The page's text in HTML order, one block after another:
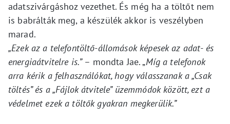
adatszivárgáshoz vezethet. És még ha a töltőt nem
is babrálták meg, a készülék akkor is veszélyben
marad.
„Ezek az a telefontöltő-állomások képesek az adat- és
energiaátvitelre is.”– mondta Jae. „Míg a telefonok
arra kérik a felhasználókat, hogy válasszanak a „Csak
töltés” és a „Fájlok átvitele” üzemmódok között, ezt a
védelmet ezek a töltők gyakran megkerülik.”